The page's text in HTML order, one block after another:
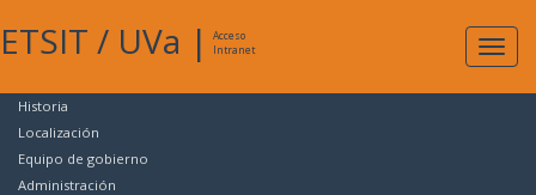
ETSIT / UVa |
Acceso
Intranet
Historia
Localización
Equipo de gobierno
Administración